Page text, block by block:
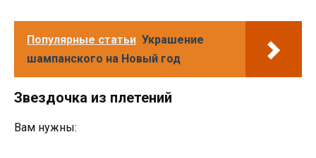
Популярные статьи Украшение
шампанского на Новый год
Звездочка из плетений
Вам нужны: